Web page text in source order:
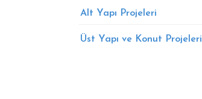
Alt Yapı Projeleri
Üst Yapı ve Konut Projeleri